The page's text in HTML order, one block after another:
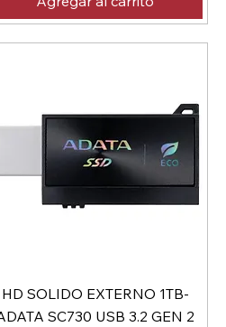
HD SOLIDO EXTERNO 1TB-
SC730 USB 3.2 GEN 2